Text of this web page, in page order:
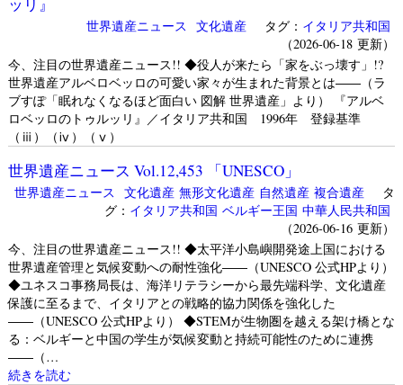
世界遺産ニュース 文化遺産タグ： イタリア共和国
（2026-06-18 更新）
今、注目の世界遺産ニュース!! ◆役人が来たら「家をぶっ壊す」!?
世界遺産アルベロベッロの可愛い家々が生まれた背景とは――（ラ
ブすぽ「眠れなくなるほど面白い 図解 世界遺産」より） 『アルベ
ロベッロのトゥルッリ』／イタリア共和国 1996年 登録基準
（ⅲ）（ⅳ）（ⅴ）
世界遺産ニュース Vol.12,453 「UNESCO」
世界遺産ニュース 文化遺産 無形文化遺産 自然遺産 複合遺産タ
グ： イタリア共和国 ベルギー王国 中華人民共和国
（2026-06-16 更新）
今、注目の世界遺産ニュース!! ◆太平洋小島嶼開発途上国における
世界遺産管理と気候変動への耐性強化――（UNESCO 公式HPより）
◆ユネスコ事務局長は、海洋リテラシーから最先端科学、文化遺産
保護に至るまで、イタリアとの戦略的協力関係を強化した
――（UNESCO 公式HPより） ◆STEMが生物圏を越える架け橋とな
る：ベルギーと中国の学生が気候変動と持続可能性のために連携
――（…
続きを読む